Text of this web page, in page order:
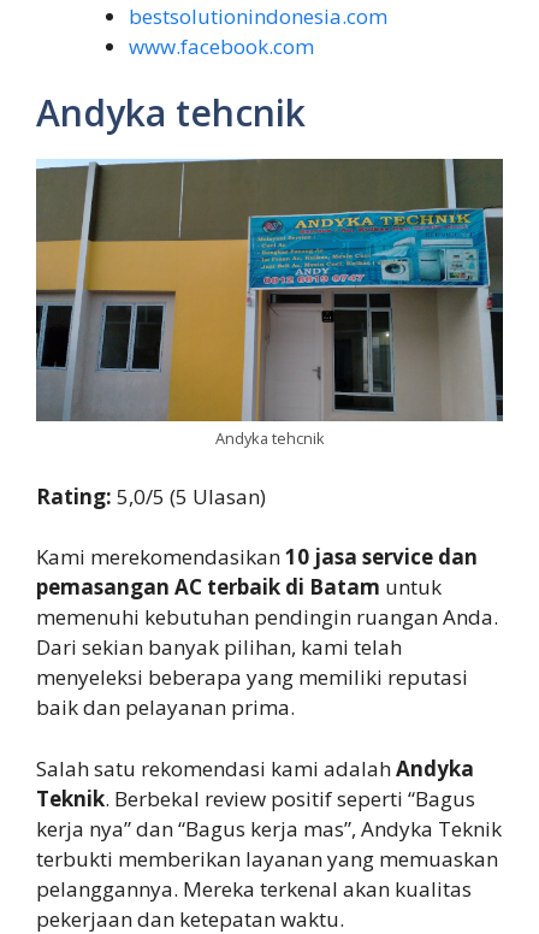
bestsolutionindonesia.com
www.facebook.com
Andyka tehcnik
Andyka tehcnik
Rating: 5,0/5 (5 Ulasan)
Kami merekomendasikan10 jasa service dan
pemasangan AC terbaik di Batam untuk
memenuhi kebutuhan pendingin ruangan Anda.
Dari sekian banyak pilihan, kami telah
menyeleksi beberapa yang memiliki reputasi
baik dan pelayanan prima.
Salah satu rekomendasi kami adalahAndyka
Teknik. Berbekal review positif seperti “Bagus
kerja nya” dan “Bagus kerja mas”, Andyka Teknik
terbukti memberikan layanan yang memuaskan
pelanggannya. Mereka terkenal akan kualitas
pekerjaan dan ketepatan waktu.